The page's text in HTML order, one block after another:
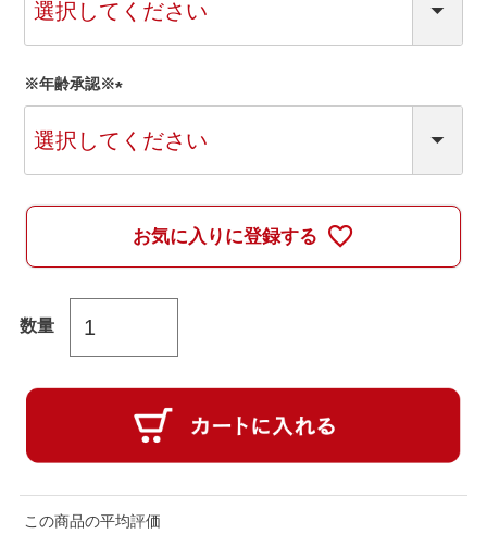
必
※年齢承認※
必
お気に入りに登録する